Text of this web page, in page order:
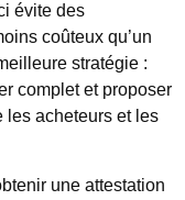
évite des
coûteux qu’un
stratégie :
complet et proposer
les acheteurs et les
une attestation